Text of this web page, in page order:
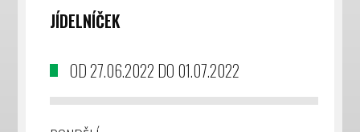
JÍDELNÍČEK
OD 27.06.2022 DO 01.07.2022